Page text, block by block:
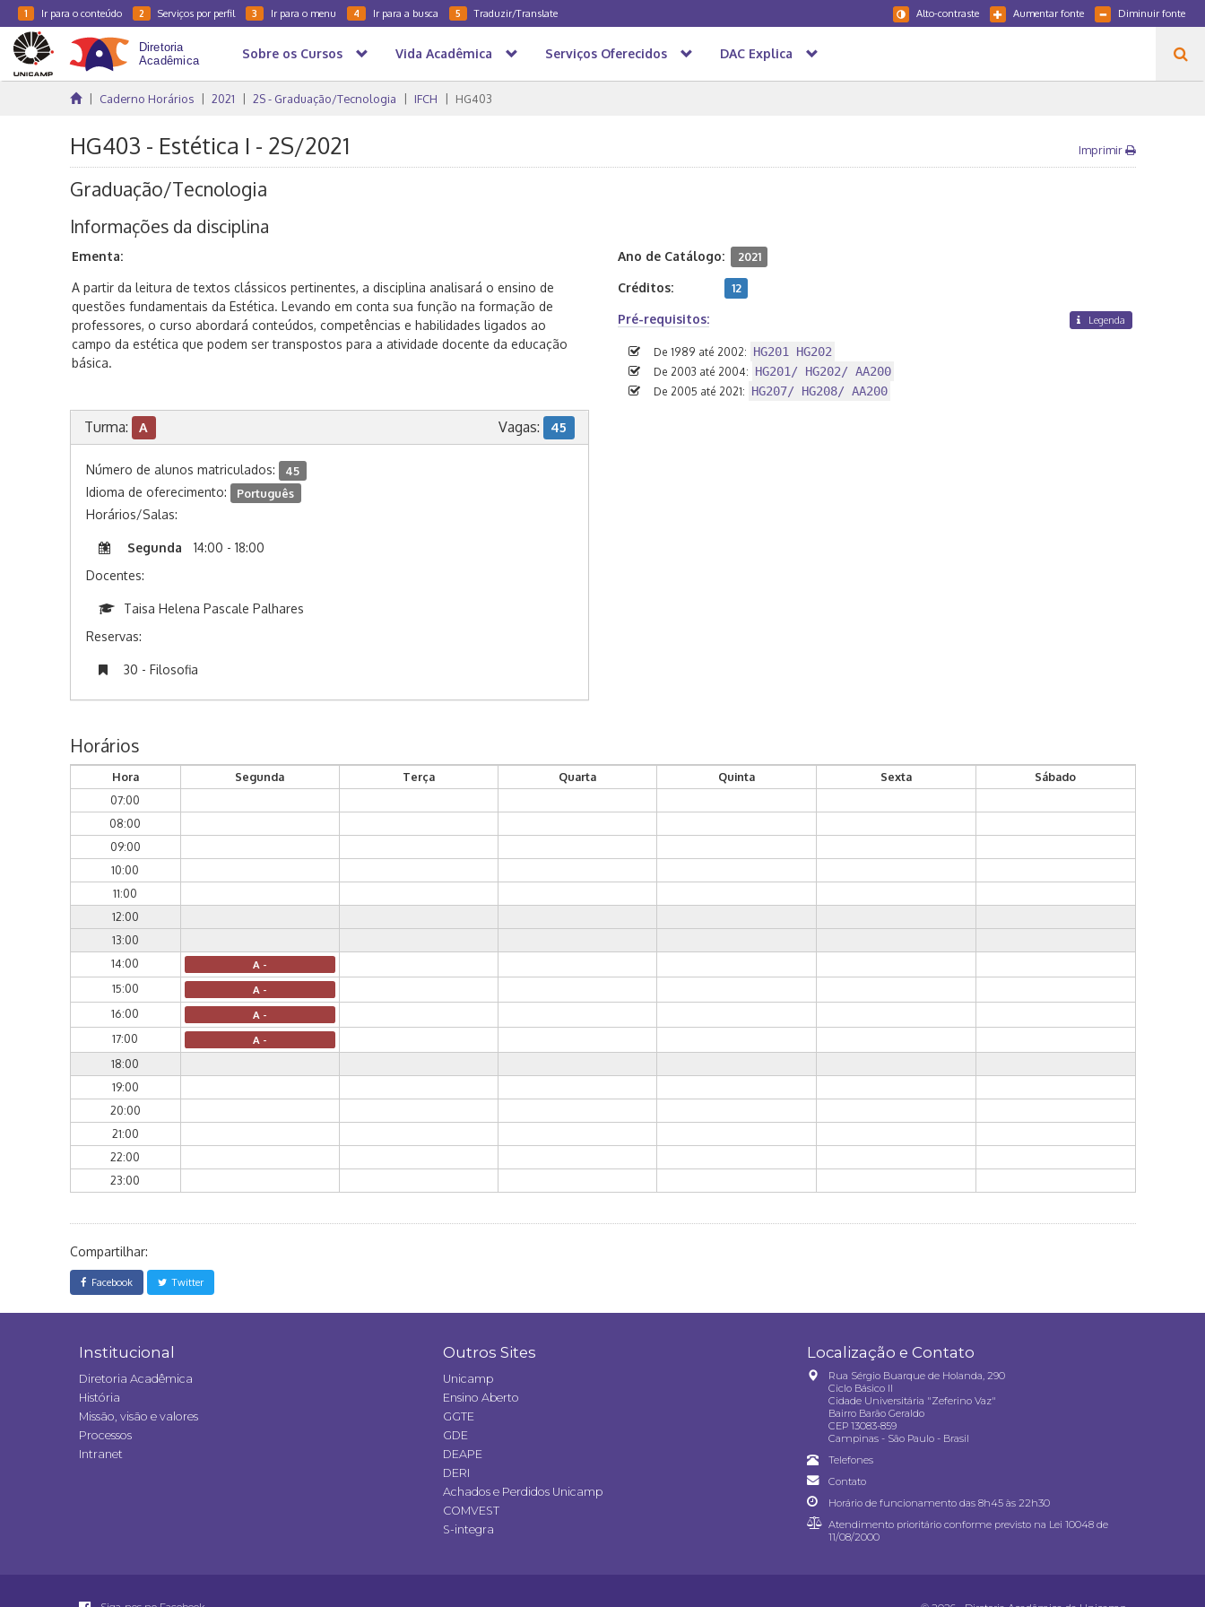
1 Ir para o conteúdo 2 Serviços por perfil 3 Ir para o menu 4 Ir para a busca 5 Traduzir/Translate Diminuir fonte
Aumentar fonte
Alto-contraste
Sobre os Cursos Vida Acadêmica Serviços Oferecidos DAC Explica
Caderno Horários 2021 2S - Graduação/Tecnologia IFCH HG403
HG403 - Estética I - 2S/2021 Imprimir
Graduação/Tecnologia
Informações da disciplina
Ementa:
A partir da leitura de textos clássicos pertinentes, a disciplina analisará o ensino de
questões fundamentais da Estética. Levando em conta sua função na formação de
professores, o curso abordará conteúdos, competências e habilidades ligados ao
campo da estética que podem ser transpostos para a atividade docente da educação
básica.
Ano de Catálogo: 2021
Créditos: 12
Pré-requisitos: Legenda
De 1989 até 2002: HG201 HG202
De 2003 até 2004: HG201/ HG202/ AA200
De 2005 até 2021: HG207/ HG208/ AA200
Turma: A Vagas: 45
Número de alunos matriculados: 45
Idioma de oferecimento: Português
Horários/Salas:
Segunda
14:00 - 18:00
Docentes:
Taisa Helena Pascale Palhares
Reservas:
30 - Filosofia
Horários
Hora Segunda Terça Quarta Quinta Sexta
Sábado
07:00
08:00
09:00
10:00
11:00
12:00
13:00
14:00
A -
15:00 A -
16:00 A -
17:00 A -
18:00
19:00
20:00
21:00
22:00
23:00
Compartilhar:
Facebook Twitter
Institucional
Diretoria Acadêmica
História
Missão, visão e valores
Processos
Intranet
Outros Sites
Unicamp
Ensino Aberto
GGTE
GDE
DEAPE
DERI
Achados e Perdidos Unicamp
COMVEST
S-integra
Localização e Contato
Rua Sérgio Buarque de Holanda, 290
Ciclo Básico II
Cidade Universitária "Zeferino Vaz"
Bairro Barão Geraldo
CEP 13083-859
Campinas - São Paulo - Brasil
Telefones
Contato
Horário de funcionamento das 8h45 às 22h30
Atendimento prioritário conforme previsto na Lei 10048 de
11/08/2000